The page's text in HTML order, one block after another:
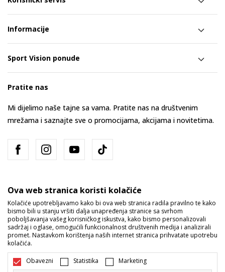
Informacije
Sport Vision ponude
Pratite nas
Mi dijelimo naše tajne sa vama. Pratite nas na društvenim
mrežama i saznajte sve o promocijama, akcijama i novitetima.
Bosna i Hercegovina Promijenite
Ova web stranica koristi kolačiće
Kolačiće upotrebljavamo kako bi ova web stranica radila pravilno te kako
bismo bili u stanju vršiti dalja unapređenja stranice sa svrhom
poboljšavanja vašeg korisničkog iskustva, kako bismo personalizovali
sadržaj i oglase, omogućili funkcionalnost društvenih medija i analizirali
promet. Nastavkom korištenja naših internet stranica prihvatate upotrebu
kolačića.
Obavezni Statistika Marketing